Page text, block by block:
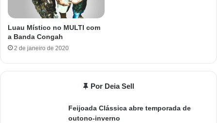
Luau Místico no MULTI com
a Banda Congah
2 de janeiro de 2020
Por Deia Sell
Feijoada Clássica abre temporada de
outono-inverno